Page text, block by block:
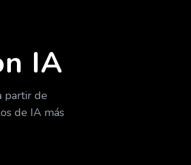
IA
partir de
de IA más